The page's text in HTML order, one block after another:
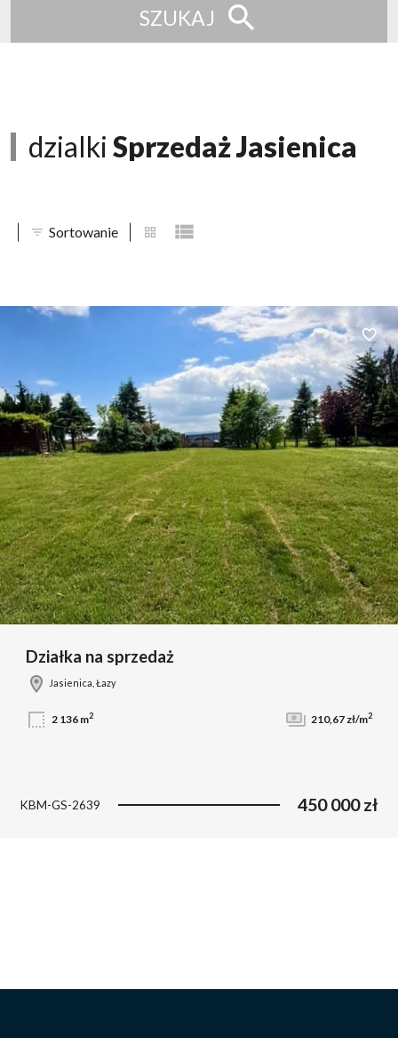
SZUKAJ
dzialki Sprzedaż Jasienica
Sortowanie
tabelalista
Dodaj
Działka na sprzedaż
Jasienica, Łazy
2 136 m2 210,67 zł/m2
KBM-GS-2639 450 000 zł